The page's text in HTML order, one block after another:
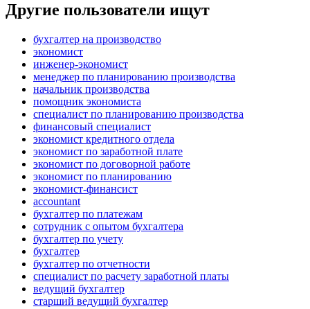
Другие пользователи ищут
бухгалтер на производство
экономист
инженер-экономист
менеджер по планированию производства
начальник производства
помощник экономиста
специалист по планированию производства
финансовый специалист
экономист кредитного отдела
экономист по заработной плате
экономист по договорной работе
экономист по планированию
экономист-финансист
accountant
бухгалтер по платежам
сотрудник с опытом бухгалтера
бухгалтер по учету
бухгалтер
бухгалтер по отчетности
специалист по расчету заработной платы
ведущий бухгалтер
старший ведущий бухгалтер